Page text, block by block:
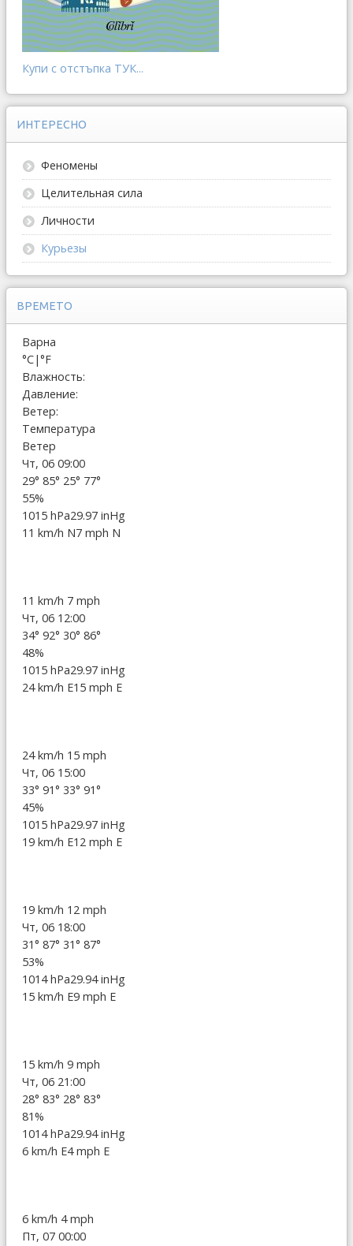
Купи с отстъпка ТУК...
ИНТЕРЕСНО
Феномены
Целительная сила
Личности
Курьезы
ВРЕМЕТО
Варна
°C|°F
Влажность:
Давление:
Ветер:
Температура
Ветер
Чт, 06 09:00
29° 85° 25° 77°
55%
1015 hPa29.97 inHg
11 km/h N7 mph N
11 km/h 7 mph
Чт, 06 12:00
34° 92° 30° 86°
48%
1015 hPa29.97 inHg
24 km/h E15 mph E
24 km/h 15 mph
Чт, 06 15:00
33° 91° 33° 91°
45%
1015 hPa29.97 inHg
19 km/h E12 mph E
19 km/h 12 mph
Чт, 06 18:00
31° 87° 31° 87°
53%
1014 hPa29.94 inHg
15 km/h E9 mph E
15 km/h 9 mph
Чт, 06 21:00
28° 83° 28° 83°
81%
1014 hPa29.94 inHg
6 km/h E4 mph E
6 km/h 4 mph
Пт, 07 00:00